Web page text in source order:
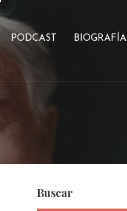
PODCAST BIOGRAFÍA
Buscar